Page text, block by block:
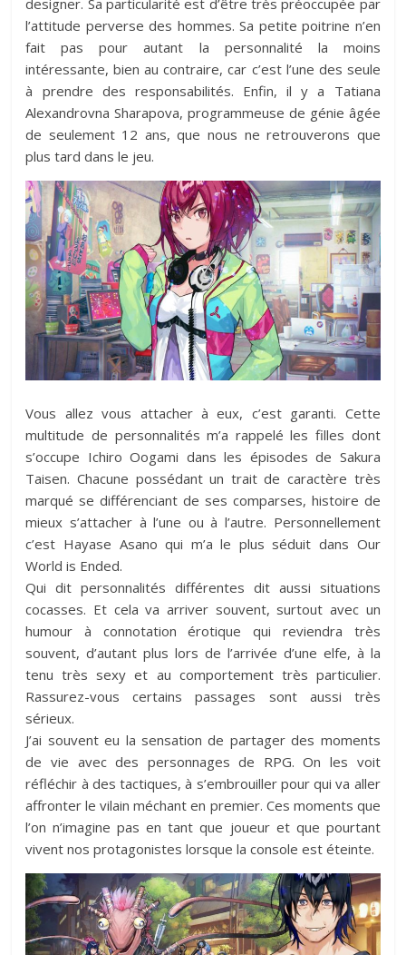
l’attitude perverse des hommes. Sa petite poitrine n’en
fait pas pour autant la personnalité la moins
intéressante, bien au contraire, car c’est l’une des seule
à prendre des responsabilités. Enfin, il y a Tatiana
Alexandrovna Sharapova, programmeuse de génie âgée
de seulement 12 ans, que nous ne retrouverons que
plus tard dans le jeu.
Vous allez vous attacher à eux, c’est garanti. Cette
multitude de personnalités m’a rappelé les filles dont
s’occupe Ichiro Oogami dans les épisodes de Sakura
Taisen. Chacune possédant un trait de caractère très
marqué se différenciant de ses comparses, histoire de
mieux s’attacher à l’une ou à l’autre. Personnellement
c’est Hayase Asano qui m’a le plus séduit dans Our
World is Ended.
Qui dit personnalités différentes dit aussi situations
cocasses. Et cela va arriver souvent, surtout avec un
humour à connotation érotique qui reviendra très
souvent, d’autant plus lors de l’arrivée d’une elfe, à la
tenu très sexy et au comportement très particulier.
Rassurez-vous certains passages sont aussi très
sérieux.
J’ai souvent eu la sensation de partager des moments
de vie avec des personnages de RPG. On les voit
réfléchir à des tactiques, à s’embrouiller pour qui va aller
affronter le vilain méchant en premier. Ces moments que
l’on n’imagine pas en tant que joueur et que pourtant
vivent nos protagonistes lorsque la console est éteinte.